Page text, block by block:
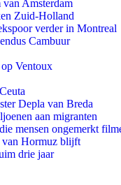
van Amsterdam
Zuid-Holland
verder in Montreal
Cambuur
Ventoux
Depla van Breda
aan migranten
mensen ongemerkt
van Hormuz blijft
drie jaar